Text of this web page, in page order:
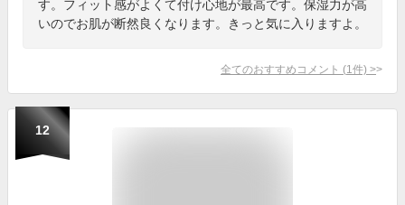
す。フィット感がよくて付け心地が最高です。保湿力が高
いのでお肌が断然良くなります。きっと気に入りますよ。
全てのおすすめコメント (1 件) >
12